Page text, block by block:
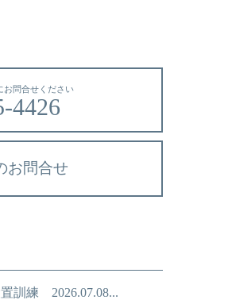
お問合せください
4426
お問合せ
訓練 2026.07.08...